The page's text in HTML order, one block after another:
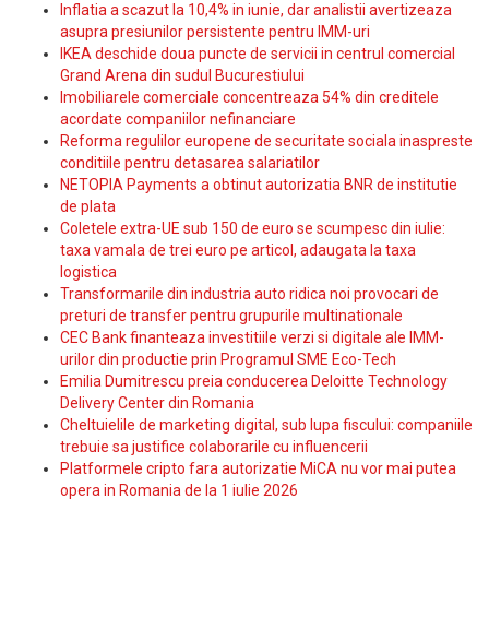
Inflatia a scazut la 10,4% in iunie, dar analistii avertizeaza
asupra presiunilor persistente pentru IMM-uri
IKEA deschide doua puncte de servicii in centrul comercial
Grand Arena din sudul Bucurestiului
Imobiliarele comerciale concentreaza 54% din creditele
acordate companiilor nefinanciare
Reforma regulilor europene de securitate sociala inaspreste
conditiile pentru detasarea salariatilor
NETOPIA Payments a obtinut autorizatia BNR de institutie
de plata
Coletele extra-UE sub 150 de euro se scumpesc din iulie:
taxa vamala de trei euro pe articol, adaugata la taxa
logistica
Transformarile din industria auto ridica noi provocari de
preturi de transfer pentru grupurile multinationale
CEC Bank finanteaza investitiile verzi si digitale ale IMM-
urilor din productie prin Programul SME Eco-Tech
Emilia Dumitrescu preia conducerea Deloitte Technology
Delivery Center din Romania
Cheltuielile de marketing digital, sub lupa fiscului: companiile
trebuie sa justifice colaborarile cu influencerii
Platformele cripto fara autorizatie MiCA nu vor mai putea
opera in Romania de la 1 iulie 2026